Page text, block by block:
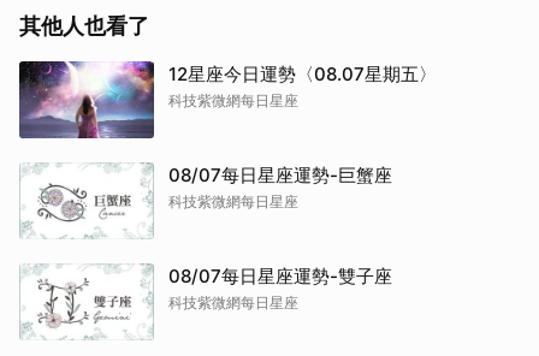
其他人也看了
12星座今日運勢〈08.07星期五〉
科技紫微網每日星座
08/07每日星座運勢-巨蟹座
科技紫微網每日星座
08/07每日星座運勢-雙子座
科技紫微網每日星座